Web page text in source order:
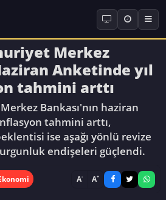
Merkez
Anketinde yıl
tahmini arttı
Bankası'nın haziran
tahmini arttı,
ise aşağı yönlü revize
endişeleri güçlendi.
A- A+